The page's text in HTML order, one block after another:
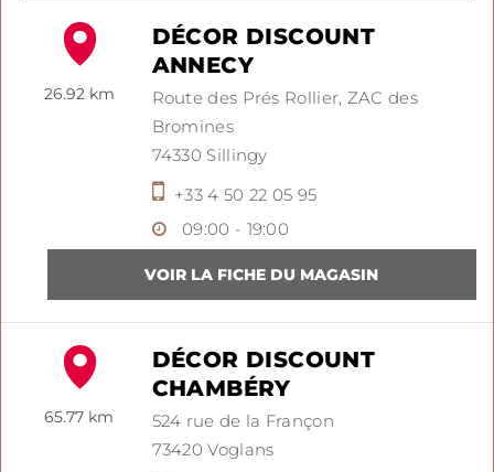
26.92 km
DÉCOR DISCOUNT
ANNECY
Route des Prés Rollier, ZAC des
Bromines
74330 Sillingy
+33 4 50 22 05 95
09:00 - 19:00
65.77 km
DÉCOR DISCOUNT
CHAMBÉRY
524 rue de la Françon
73420Voglans